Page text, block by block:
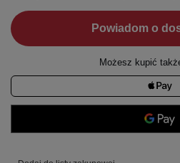
Powiadom o
Możesz kupić